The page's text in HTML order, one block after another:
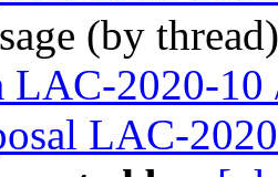
(by
LAC-2020-
LAC-